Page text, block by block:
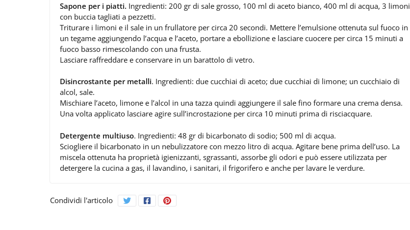
Sapone per i piatti. Ingredienti: 200 gr di sale grosso, 100 ml di aceto bianco, 400 ml di acqua, 3 limoni
con buccia tagliati a pezzetti.
Triturare i limoni e il sale in un frullatore per circa 20 secondi. Mettere l’emulsione ottenuta sul fuoco in
un tegame aggiungendo l’acqua e l’aceto, portare a ebollizione e lasciare cuocere per circa 15 minuti a
fuoco basso rimescolando con una frusta.
Lasciare raffreddare e conservare in un barattolo di vetro.
Disincrostante per metalli. Ingredienti: due cucchiai di aceto; due cucchiai di limone; un cucchiaio di
alcol, sale.
Mischiare l’aceto, limone e l’alcol in una tazza quindi aggiungere il sale fino formare una crema densa.
Una volta applicato lasciare agire sull’incrostazione per circa 10 minuti prima di risciacquare.
Detergente multiuso. Ingredienti: 48 gr di bicarbonato di sodio; 500 ml di acqua.
Sciogliere il bicarbonato in un nebulizzatore con mezzo litro di acqua. Agitare bene prima dell’uso. La
miscela ottenuta ha proprietà igienizzanti, sgrassanti, assorbe gli odori e può essere utilizzata per
detergere la cucina a gas, il lavandino, i sanitari, il frigorifero e anche per lavare le verdure.
Condividi l'articolo